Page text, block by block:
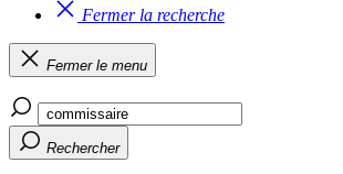
Fermer la recherche
Fermer le menu
Rechercher